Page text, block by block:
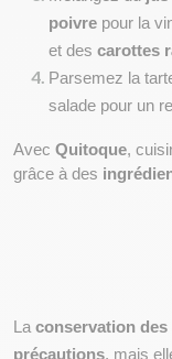
poivre pour la
et des carottes
Parsemez la
salade pour un
Avec Quitoque,
grâce à des
La conservation des
précautions, mais